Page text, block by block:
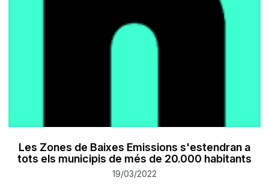
Les Zones de Baixes Emissions s'estendran a
tots els municipis de més de 20.000 habitants
19/03/2022